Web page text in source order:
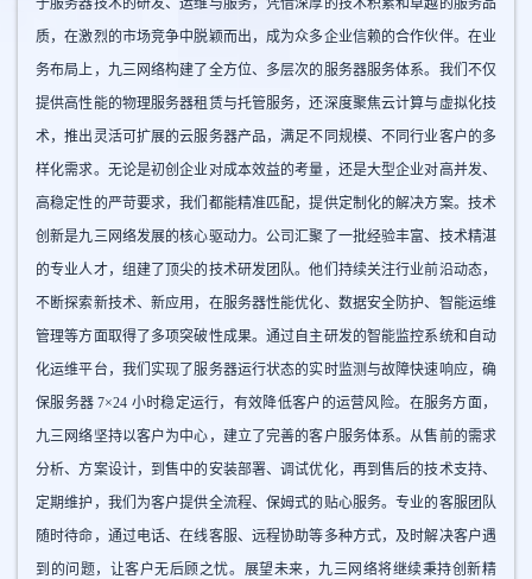
于服务器技术的研发、运维与服务，凭借深厚的技术积累和卓越的服务品
质，在激烈的市场竞争中脱颖而出，成为众多企业信赖的合作伙伴。​ 在业
务布局上，九三网络构建了全方位、多层次的服务器服务体系。我们不仅
提供高性能的物理服务器租赁与托管服务，还深度聚焦云计算与虚拟化技
术，推出灵活可扩展的云服务器产品，满足不同规模、不同行业客户的多
样化需求。无论是初创企业对成本效益的考量，还是大型企业对高并发、
高稳定性的严苛要求，我们都能精准匹配，提供定制化的解决方案。​ 技术
创新是九三网络发展的核心驱动力。公司汇聚了一批经验丰富、技术精湛
的专业人才，组建了顶尖的技术研发团队。他们持续关注行业前沿动态，
不断探索新技术、新应用，在服务器性能优化、数据安全防护、智能运维
管理等方面取得了多项突破性成果。通过自主研发的智能监控系统和自动
化运维平台，我们实现了服务器运行状态的实时监测与故障快速响应，确
保服务器 7×24 小时稳定运行，有效降低客户的运营风险。​ 在服务方面，
九三网络坚持以客户为中心，建立了完善的客户服务体系。从售前的需求
分析、方案设计，到售中的安装部署、调试优化，再到售后的技术支持、
定期维护，我们为客户提供全流程、保姆式的贴心服务。专业的客服团队
随时待命，通过电话、在线客服、远程协助等多种方式，及时解决客户遇
到的问题，让客户无后顾之忧。​ 展望未来，九三网络将继续秉持创新精